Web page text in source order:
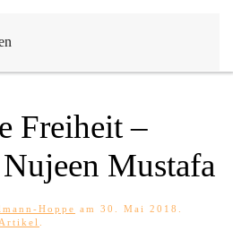
Freiheit –
Mustafa
Hoppe am 30. Mai 2018